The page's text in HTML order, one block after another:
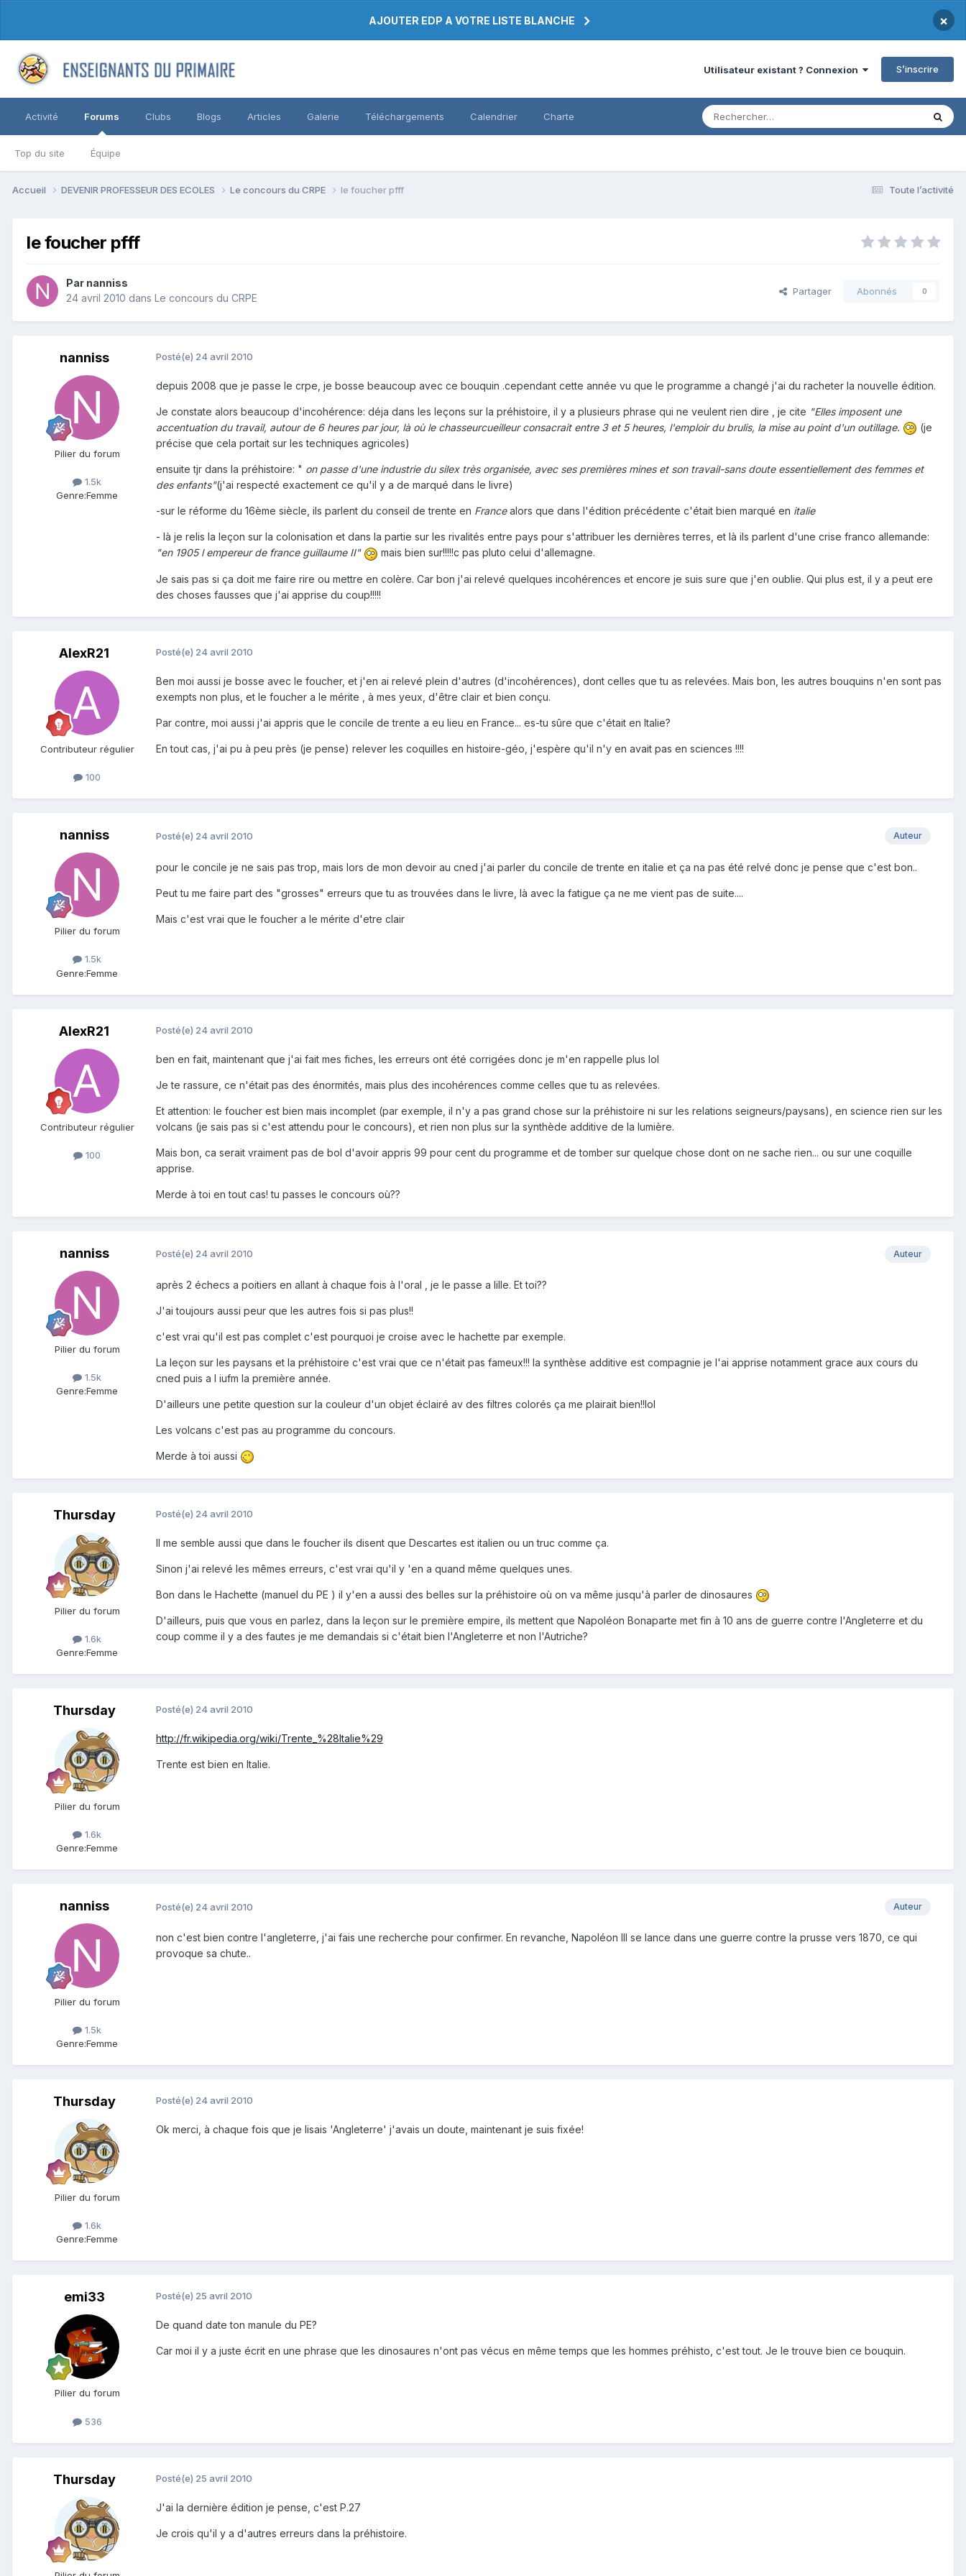
AJOUTER EDP A VOTRE LISTE BLANCHE ×
Utilisateur existant ? Connexion S’inscrire
Activité Forums
Top du site Équipe
Clubs Blogs Articles Galerie Téléchargements Calendrier Charte
Toute l’activité
Accueil DEVENIR PROFESSEUR DES ECOLES Le concours du CRPE le foucher pfff
le foucher pfff
Par nanniss
24 avril 2010 dans Le concours du CRPE
Partager Abonnés 0
nanniss
Pilier du forum
1.5k
Genre:Femme
Posté(e) 24 avril 2010
depuis 2008 que je passe le crpe, je bosse beaucoup avec ce bouquin .cependant cette année vu que le programme a changé j'ai du racheter la nouvelle édition.
Je constate alors beaucoup d'incohérence: déja dans les leçons sur la préhistoire, il y a plusieurs phrase qui ne veulent rien dire , je cite "Elles imposent une
accentuation du travail, autour de 6 heures par jour, là où le chasseurcueilleur consacrait entre 3 et 5 heures, l'emploir du brulis, la mise au point d'un outillage.
(je
précise que cela portait sur les techniques agricoles)
ensuite tjr dans la préhistoire: " on passe d'une industrie du silex très organisée, avec ses premières mines et son travail-sans doute essentiellement des femmes et
des enfants"(j'ai respecté exactement ce qu'il y a de marqué dans le livre)
-sur le réforme du 16ème siècle, ils parlent du conseil de trente en Francealors que dans l'édition précédente c'était bien marqué en italie
- là je relis la leçon sur la colonisation et dans la partie sur les rivalités entre pays pour s'attribuer les dernières terres, et là ils parlent d'une crise franco allemande:
"en 1905 l empereur de france guillaume II"
mais bien sur!!!!!c pas pluto celui d'allemagne.
Je sais pas si ça doit me faire rire ou mettre en colère. Car bon j'ai relevé quelques incohérences et encore je suis sure que j'en oublie. Qui plus est, il y a peut ere
des choses fausses que j'ai apprise du coup!!!!!
AlexR21
Contributeur régulier
100
Posté(e) 24 avril 2010
Ben moi aussi je bosse avec le foucher, et j'en ai relevé plein d'autres (d'incohérences), dont celles que tu as relevées. Mais bon, les autres bouquins n'en sont pas
exempts non plus, et le foucher a le mérite , à mes yeux, d'être clair et bien conçu.
Par contre, moi aussi j'ai appris que le concile de trente a eu lieu en France... es-tu sûre que c'était en Italie?
En tout cas, j'ai pu à peu près (je pense) relever les coquilles en histoire-géo, j'espère qu'il n'y en avait pas en sciences !!!!
nanniss
Pilier du forum
1.5k
Genre:Femme
Auteur
Posté(e) 24 avril 2010
pour le concile je ne sais pas trop, mais lors de mon devoir au cned j'ai parler du concile de trente en italie et ça na pas été relvé donc je pense que c'est bon..
Peut tu me faire part des "grosses" erreurs que tu as trouvées dans le livre, là avec la fatigue ça ne me vient pas de suite....
Mais c'est vrai que le foucher a le mérite d'etre clair
AlexR21
Contributeur régulier
100
Posté(e) 24 avril 2010
ben en fait, maintenant que j'ai fait mes fiches, les erreurs ont été corrigées donc je m'en rappelle plus lol
Je te rassure, ce n'était pas des énormités, mais plus des incohérences comme celles que tu as relevées.
Et attention: le foucher est bien mais incomplet (par exemple, il n'y a pas grand chose sur la préhistoire ni sur les relations seigneurs/paysans), en science rien sur les
volcans (je sais pas si c'est attendu pour le concours), et rien non plus sur la synthède additive de la lumière.
Mais bon, ca serait vraiment pas de bol d'avoir appris 99 pour cent du programme et de tomber sur quelque chose dont on ne sache rien... ou sur une coquille
apprise.
Merde à toi en tout cas! tu passes le concours où??
nanniss
Pilier du forum
1.5k
Genre:Femme
Auteur
Posté(e) 24 avril 2010
après 2 échecs a poitiers en allant à chaque fois à l'oral , je le passe a lille. Et toi??
J'ai toujours aussi peur que les autres fois si pas plus!!
c'est vrai qu'il est pas complet c'est pourquoi je croise avec le hachette par exemple.
La leçon sur les paysans et la préhistoire c'est vrai que ce n'était pas fameux!!! la synthèse additive est compagnie je l'ai apprise notamment grace aux cours du
cned puis a l iufm la première année.
D'ailleurs une petite question sur la couleur d'un objet éclairé av des filtres colorés ça me plairait bien!!lol
Les volcans c'est pas au programme du concours.
Merde à toi aussi
Thursday
Pilier du forum
1.6k
Genre:Femme
Posté(e) 24 avril 2010
Il me semble aussi que dans le foucher ils disent que Descartes est italien ou un truc comme ça.
Sinon j'ai relevé les mêmes erreurs, c'est vrai qu'il y 'en a quand même quelques unes.
Bon dans le Hachette (manuel du PE ) il y'en a aussi des belles sur la préhistoire où on va même jusqu'à parler de dinosaures
D'ailleurs, puis que vous en parlez, dans la leçon sur le première empire, ils mettent que Napoléon Bonaparte met fin à 10 ans de guerre contre l'Angleterre et du
coup comme il y a des fautes je me demandais si c'était bien l'Angleterre et non l'Autriche?
Thursday
Pilier du forum
1.6k
Genre:Femme
Posté(e) 24 avril 2010
http://fr.wikipedia.org/wiki/Trente_%28Italie%29
Trente est bien en Italie.
nanniss
Pilier du forum
1.5k
Genre:Femme
Auteur
Posté(e) 24 avril 2010
non c'est bien contre l'angleterre, j'ai fais une recherche pour confirmer. En revanche, Napoléon III se lance dans une guerre contre la prusse vers 1870, ce qui
provoque sa chute..
Thursday
Pilier du forum
1.6k
Genre:Femme
Posté(e) 24 avril 2010
Ok merci, à chaque fois que je lisais 'Angleterre' j'avais un doute, maintenant je suis fixée!
emi33
Pilier du forum
536
Posté(e) 25 avril 2010
De quand date ton manule du PE?
Car moi il y a juste écrit en une phrase que les dinosaures n'ont pas vécus en même temps que les hommes préhisto, c'est tout. Je le trouve bien ce bouquin.
Thursday Posté(e) 25 avril 2010
J'ai la dernière édition je pense, c'est P.27
Je crois qu'il y a d'autres erreurs dans la préhistoire.